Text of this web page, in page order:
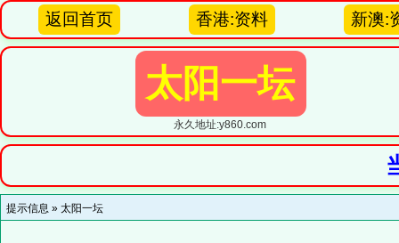
返回首页 香港:资料 新澳:
太阳一坛
永久地址:y860.com
提示信息 » 太阳一坛